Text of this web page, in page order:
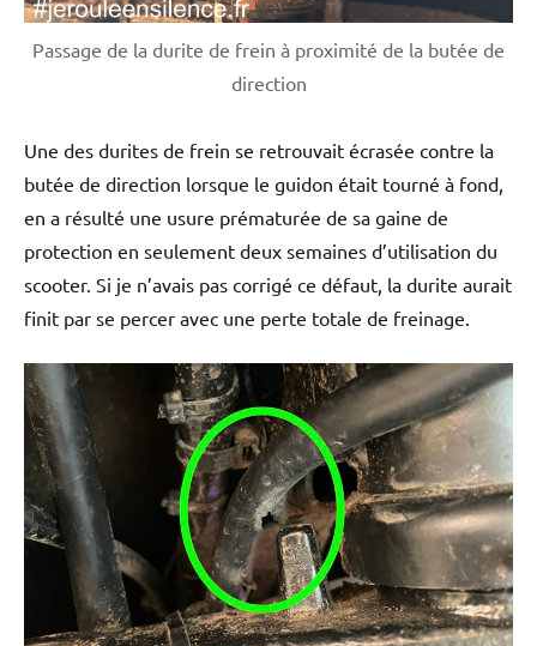
Passage de la durite de frein à proximité de la butée de
direction
Une des durites de frein se retrouvait écrasée contre la
butée de direction lorsque le guidon était tourné à fond,
en a résulté une usure prématurée de sa gaine de
protection en seulement deux semaines d’utilisation du
scooter. Si je n’avais pas corrigé ce défaut, la durite aurait
finit par se percer avec une perte totale de freinage.